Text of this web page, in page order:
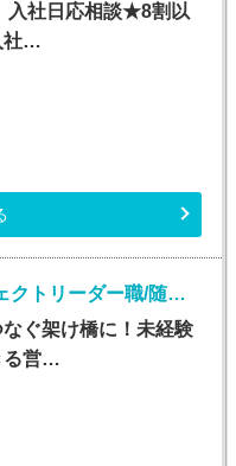
入社日応相談★8割以
社…
オフィス事務(受託運営プロジェクトリーダー職/随時入社)
なぐ架け橋に！未経験
る営…